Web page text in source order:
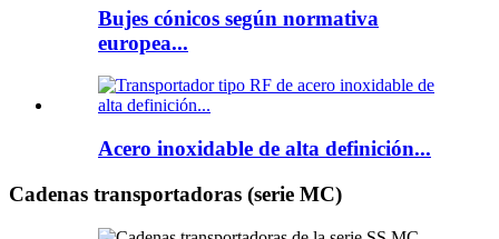
Bujes cónicos según normativa
europea...
Acero inoxidable de alta definición...
Cadenas transportadoras (serie MC)